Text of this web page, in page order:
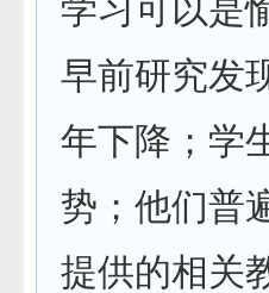
学习可以是
早前研究发
年下降；学
势；他们普
提供的相关